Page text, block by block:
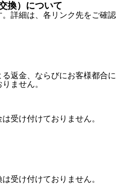
換）について
詳細は、各リンク先をご確認
返金、ならびにお客様都合に
ません。
受け付けておりません。
受け付けておりません。